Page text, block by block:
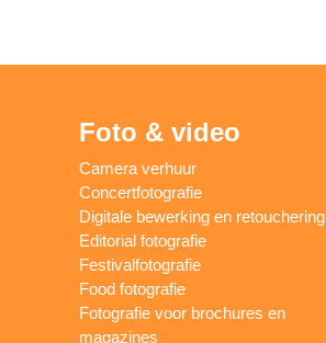
Foto & video
Camera verhuur
Concertfotografie
Digitale bewerking en retouchering
Editorial fotografie
Festivalfotografie
Food fotografie
Fotografie voor brochures en
magazines